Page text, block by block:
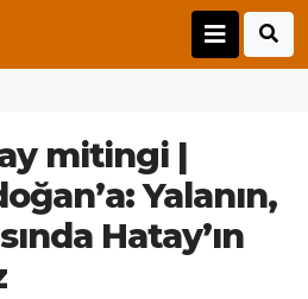
mitingi |
Yalanın,
Hatay’ın